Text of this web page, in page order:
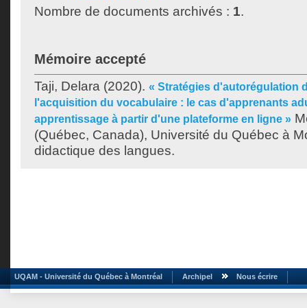
Nombre de documents archivés : 1.
Mémoire accepté
Taji, Delara (2020). « Stratégies d'autorégulation
l'acquisition du vocabulaire : le cas d'apprenants
apprentissage à partir d'une plateforme en ligne »
(Québec, Canada), Université du Québec à
didactique des langues.
UQAM - Université du Québec à Montréal Archipel Nous écrire